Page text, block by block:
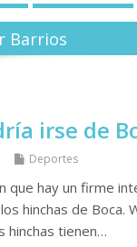
Barrios
irse de
Deportes
que hay un firme
hinchas de
hinchas tienen…